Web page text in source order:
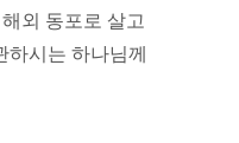
외 동포로 살고
하시는 하나님께